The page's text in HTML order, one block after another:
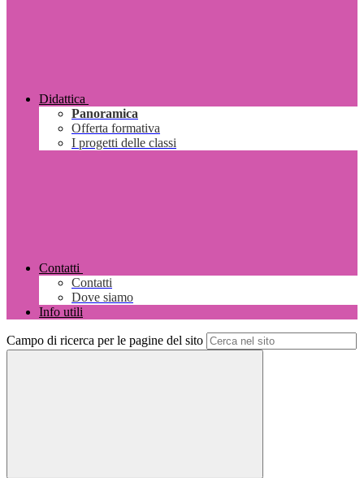
Didattica
Panoramica
Offerta formativa
I progetti delle classi
Contatti
Contatti
Dove siamo
Info utili
Campo di ricerca per le pagine del sito